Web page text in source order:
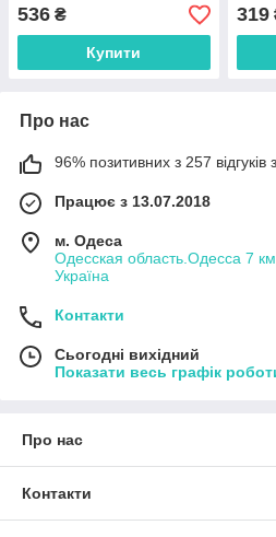
536 ₴
Купити
319
Про нас
96% позитивних з 257 відгуків
Працює з 13.07.2018
м. Одеса
Одесская область.Одесса 7
Україна
Контакти
Сьогодні вихідний
Показати весь графік
Про нас
Контакти